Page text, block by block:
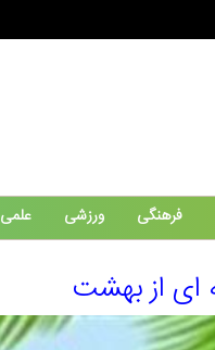
فرهنگی ورزشی علمی